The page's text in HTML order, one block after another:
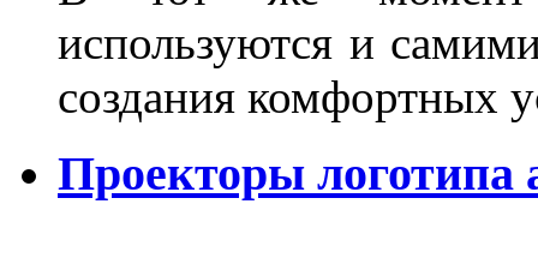
используются и
создания комфортных
Проекторы логотипа